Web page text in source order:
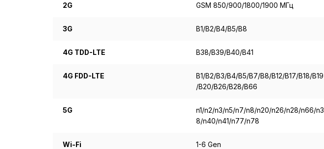
2G GSM 850/900/1800/1900 МГц
3G B1/B2/B4/B5/B8
4G TDD-LTE B38/B39/B40/B41
4G FDD-LTE
B1/B2/B3/B4/B5/B7/B8/B12/B17/B18/B19
/B20/B26/B28/B66
5G
n1/n2/n3/n5/n7/n8/n20/n26/n28/n66/n3
8/n40/n41/n77/n78
Wi-Fi 1-6 Gen